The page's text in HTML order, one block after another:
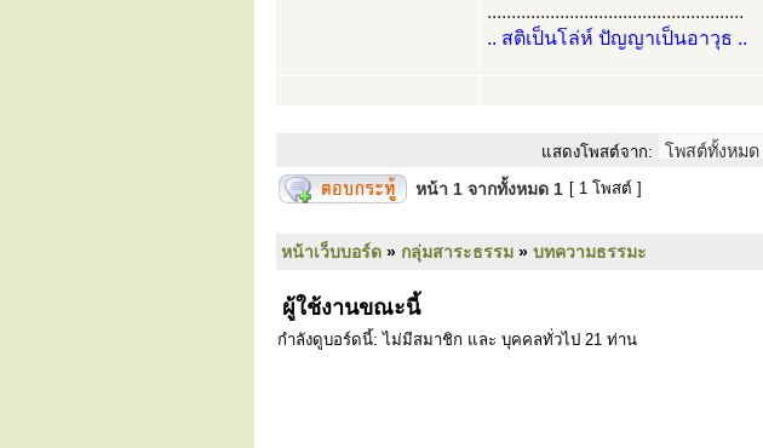
.....................................................
.. สติเป็นโล่ห์ ปัญญาเป็นอาวุธ ..
แสดงโพสต์จาก:
หน้า 1 จากทั้งหมด 1 [ 1 โพสต์ ]
หน้าเว็บบอร์ด » กลุ่มสาระธรรม » บทความธรรมะ
ผู้ใช้งานขณะนี้
กำลังดูบอร์ดนี้: ไม่มีสมาชิก และ บุคคลทั่วไป 21 ท่าน